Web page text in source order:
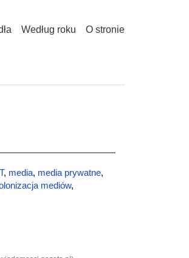
Według roku O stronie
, media, media prywatne,
mediów,